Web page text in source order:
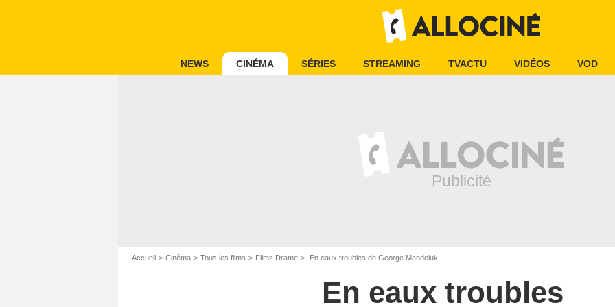
NEWS CINÉMA SÉRIES STREAMING TVACTU VIDÉOS VOD
Accueil Cinéma Tous les films Films Drame En eaux troubles de George Mendeluk
En eaux troubles